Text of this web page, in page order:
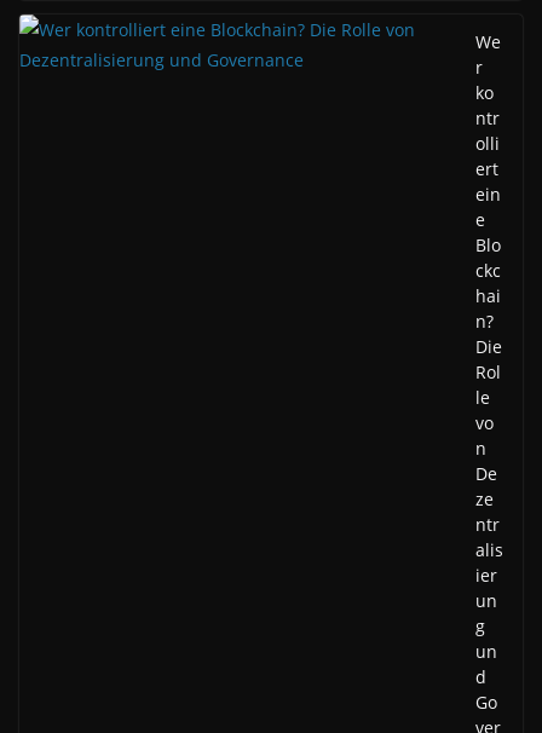
We
r
ko
ntr
olli
ert
ein
e
Blo
ckc
hai
n?
Die
Rol
le
vo
n
De
ze
ntr
alis
ier
un
g
un
d
Go
ver